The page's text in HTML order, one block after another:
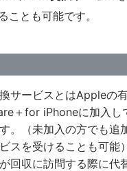
ことも可能です。
サービスとはAppleの
＋for iPhoneに加入し
。（未加入の方でも追
スを受けることも可能
回収に訪問する際に代